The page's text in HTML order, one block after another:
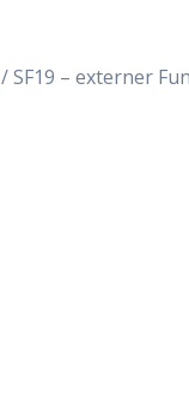
/ SF19 – externer